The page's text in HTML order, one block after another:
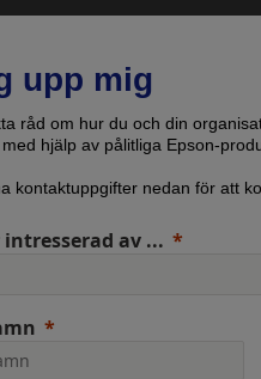
upp mig
råd om hur du och din
hjälp av pålitliga Epson-
kontaktuppgifter nedan för att
intresserad av ...